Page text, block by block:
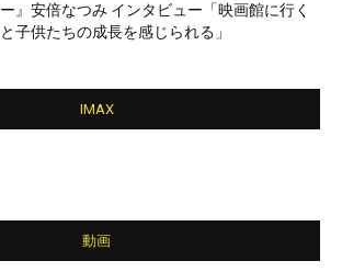
ー』安倍なつみ インタビュー「映画館に行く
と子供たちの成長を感じられる」
IMAX
動画